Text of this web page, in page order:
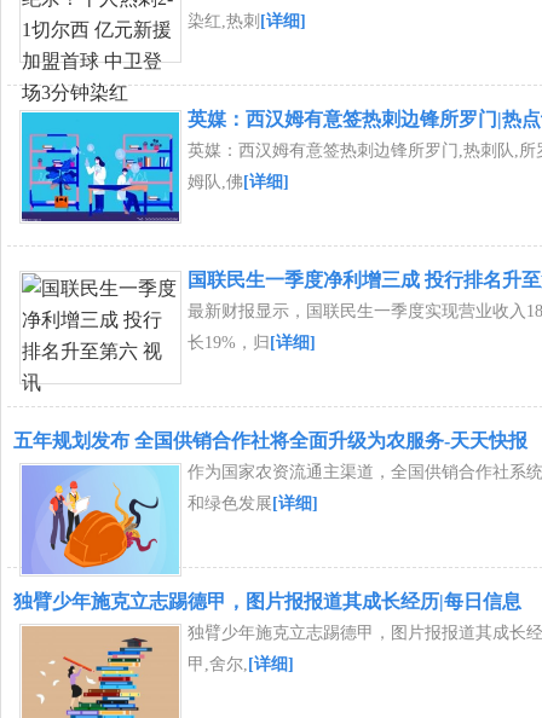
染红,热刺 [详细]
英媒：西汉姆有意签热刺边锋所罗门|热
英媒：西汉姆有意签热刺边锋所罗门,热刺队,所
姆队,佛 [详细]
国联民生一季度净利增三成 投行排名升
最新财报显示，国联民生一季度实现营业收入
长19%，归 [详细]
五年规划发布 全国供销合作社将全面升级为农服务-天天快报
作为国家农资流通主渠道，全国供销合作社系
和绿色发展 [详细]
独臂少年施克立志踢德甲，图片报报道其成长经历|每日信息
独臂少年施克立志踢德甲，图片报报道其成长
甲,舍尔, [详细]